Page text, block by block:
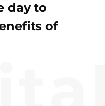
day to
of